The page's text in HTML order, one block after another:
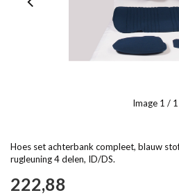
Image 1 / 1
Hoes set achterbank compleet, blauw
rugleuning 4 delen, ID/DS.
222,88